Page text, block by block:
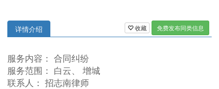
收藏 免费发布同类信息
详情介绍
服务内容： 合同纠纷
服务范围： 白云、 增城
联系人： 招志南律师